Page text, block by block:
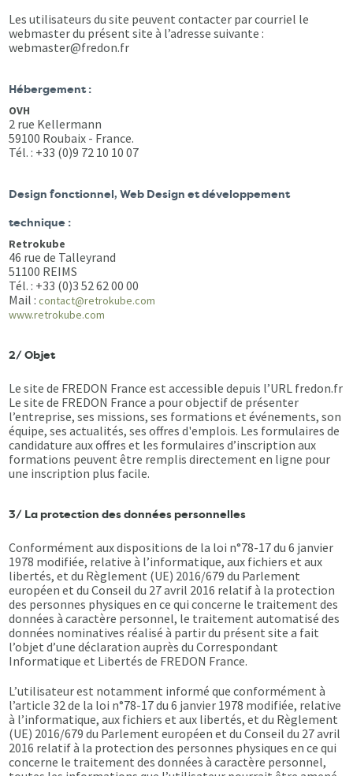
Les utilisateurs du site peuvent contacter par courriel le
webmaster du présent site à l’adresse suivante :
webmaster@fredon.fr
Hébergement :
OVH
2 rue Kellermann
59100 Roubaix - France.
Tél. : +33 (0)9 72 10 10 07
Design fonctionnel, Web Design et développement
technique :
Retrokube
46 rue de Talleyrand
51100 REIMS
Tél. : +33 (0)3 52 62 00 00
Mail :contact@retrokube.com
www.retrokube.com
2/ Objet
Le site de FREDON France est accessible depuis l’URL fredon.fr
Le site de FREDON France a pour objectif de présenter
l’entreprise, ses missions, ses formations et événements, son
équipe, ses actualités, ses offres d'emplois. Les formulaires de
candidature aux offres et les formulaires d’inscription aux
formations peuvent être remplis directement en ligne pour
une inscription plus facile.
3/ La protection des données personnelles
Conformément aux dispositions de la loi n°78-17 du 6 janvier
1978 modifiée, relative à l’informatique, aux fichiers et aux
libertés, et du Règlement (UE) 2016/679 du Parlement
européen et du Conseil du 27 avril 2016 relatif à la protection
des personnes physiques en ce qui concerne le traitement des
données à caractère personnel, le traitement automatisé des
données nominatives réalisé à partir du présent site a fait
l’objet d’une déclaration auprès du Correspondant
Informatique et Libertés de FREDON France.
L’utilisateur est notamment informé que conformément à
l’article 32 de la loi n°78-17 du 6 janvier 1978 modifiée, relative
à l’informatique, aux fichiers et aux libertés, et du Règlement
(UE) 2016/679 du Parlement européen et du Conseil du 27 avril
2016 relatif à la protection des personnes physiques en ce qui
concerne le traitement des données à caractère personnel,